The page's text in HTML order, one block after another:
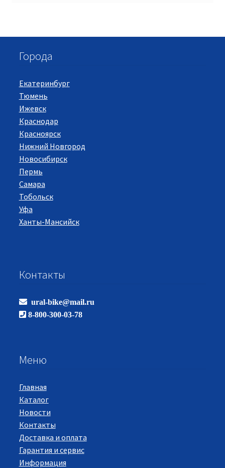
Города
Екатеринбург
Тюмень
Ижевск
Краснодар
Красноярск
Нижний Новгород
Новосибирск
Пермь
Самара
Тобольск
Уфа
Ханты-Мансийск
Контакты
ural-bike@mail.ru
8-800-300-03-78
Меню
Главная
Каталог
Новости
Контакты
Доставка и оплата
Гарантия и сервис
Информация